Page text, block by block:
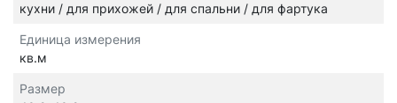
кухни / для прихожей / для спальни / для фартука
Единица измерения
кв.м
Размер